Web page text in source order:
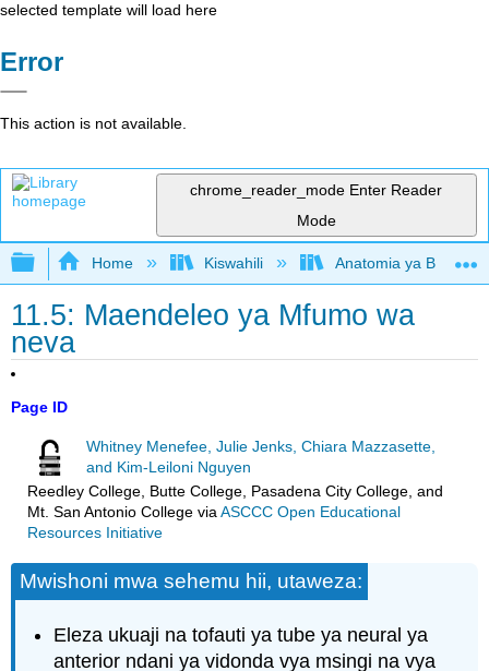
selected template will load here
Error
This action is not available.
chrome_reader_mode Enter Reader
Mode
Expand/collapse global hierarchy
Home Kiswahili Anatomia ya
11.5: Maendeleo ya Mfumo wa
neva
Page ID
Whitney Menefee, Julie Jenks, Chiara Mazzasette,
and Kim-Leiloni Nguyen
Reedley College, Butte College, Pasadena City College, and
Mt. San Antonio Collegevia ASCCC Open Educational
Resources Initiative
Mwishoni mwa sehemu hii, utaweza:
Eleza ukuaji na tofauti ya tube ya neural ya
anterior ndani ya vidonda vya msingi na vya